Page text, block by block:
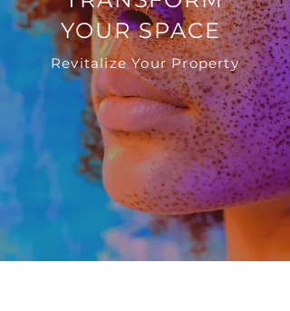
YOUR SPACE
Revitalize Your Property